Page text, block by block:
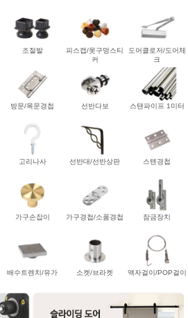
조절발
피스캡/못구멍스티
커
도어클로저/도어체
크
방문/목문경첩 선반다보 스탠파이프 1미터
고리나사 선반대/선반상판 스텐경첩
가구손잡이 가구경첩/소품경첩 잠금장치
배수트렌치/유가 소켓/브라켓 액자걸이/POP걸이